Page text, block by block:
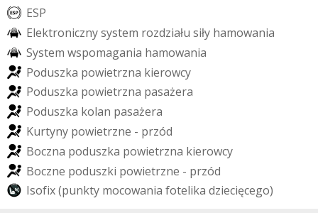
ESP
Elektronicznysystem rozdziału siły hamowania
System wspomagania hamowania
Poduszka powietrzna kierowcy
Poduszka powietrzna pasażera
Poduszka kolan pasażera
Kurtyny powietrzne - przód
Boczna poduszka powietrzna kierowcy
Boczne poduszki powietrzne - przód
Isofix(punkty mocowania fotelika dziecięcego)